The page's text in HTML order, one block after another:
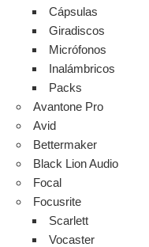
Cápsulas
Giradiscos
Micrófonos
Inalámbricos
Packs
Avantone Pro
Avid
Bettermaker
Black Lion Audio
Focal
Focusrite
Scarlett
Vocaster